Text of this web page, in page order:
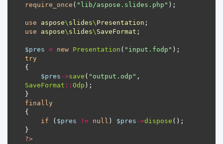
require_once ( "lib/aspose.slides.php"
use aspose\ slides\ Presentation
use
aspose\ slides\ SaveFormat
$pres = new Presentation ( "input.fodp"
try
$pres ->save ( "output.odp"
SaveFormat :: Odp
finally
if ( $pres != null ) $pres ->dispose
?>